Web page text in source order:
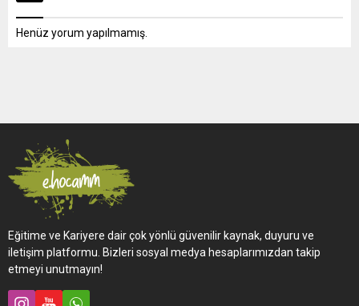
Henüz yorum yapılmamış.
Eğitime ve Kariyere dair çok yönlü güvenilir kaynak, duyuru ve
iletişim platformu. Bizleri sosyal medya hesaplarımızdan takip
etmeyi unutmayın!